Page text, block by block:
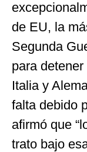
de EU, la
Segunda
para
Italia y
falta debido
afirmó que
trato bajo